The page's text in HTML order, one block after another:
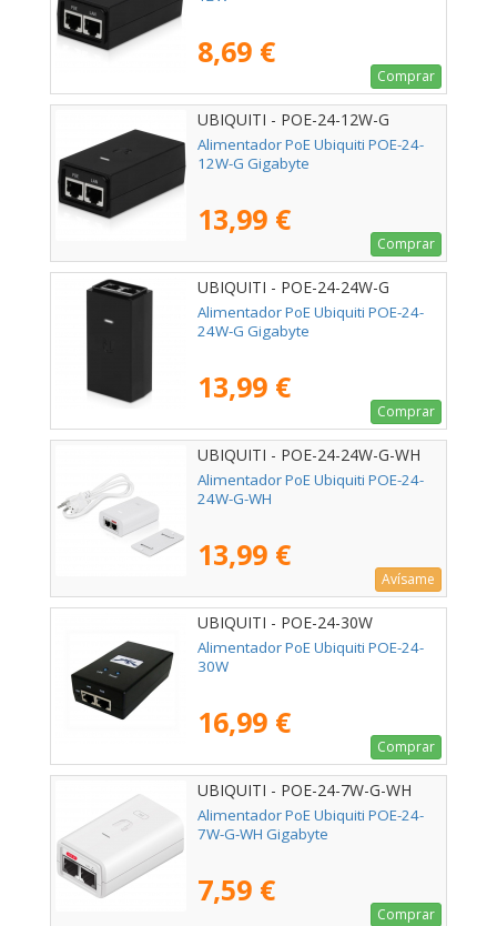
8,69 €
Comprar
UBIQUITI - POE-24-12W-G
Alimentador PoE Ubiquiti POE-24-
12W-G Gigabyte
13,99 €
Comprar
UBIQUITI - POE-24-24W-G
Alimentador PoE Ubiquiti POE-24-
24W-G Gigabyte
13,99 €
Comprar
UBIQUITI - POE-24-24W-G-WH
Alimentador PoE Ubiquiti POE-24-
24W-G-WH
13,99 €
Avísame
UBIQUITI - POE-24-30W
Alimentador PoE Ubiquiti POE-24-
30W
16,99 €
Comprar
UBIQUITI - POE-24-7W-G-WH
Alimentador PoE Ubiquiti POE-24-
7W-G-WH Gigabyte
7,59 €
Comprar